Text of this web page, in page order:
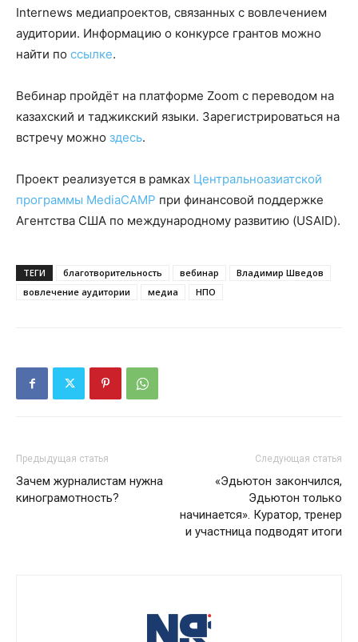
Internews медиапроектов, связанных с вовлечением
аудитории. Информацию о конкурсе грантов можно
найти по ссылке.
Вебинар пройдёт на платформе Zoom с переводом на
казахский и таджикский языки. Зарегистрироваться на
встречу можно здесь.
Проект реализуется в рамках Центральноазиатской
программы MediaCAMP при финансовой поддержке
Агентства США по международному развитию (USAID).
ТЕГИ благотворительность вебинар
Владимир Шведов
вовлечение аудитории
медиа НПО
Предыдущая статья
Зачем журналистам нужна
кинограмотность?
Следующая статья
«Эдьютон закончился,
Эдьютон только
начинается». Куратор, тренер
и участница подводят итоги